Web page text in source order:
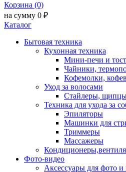
Корзина (0)
на сумму 0 ₽
Каталог
Бытовая техника
Кухонная техника
Мини-печи и
Чайники,
Кофемолки,
Уход за волосами
Стайлеры,
Техника для ухода за
Эпиляторы
Машинки для
Триммеры
Массажеры
Фото-видео
Аксессуары для фото и